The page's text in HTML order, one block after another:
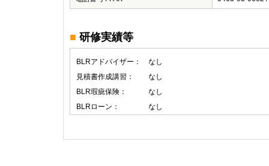
■ 研修実績等
BLRアドバイザー：
なし
見積書作成講習：
なし
BLR瑕疵保険：
なし
BLRローン：
なし